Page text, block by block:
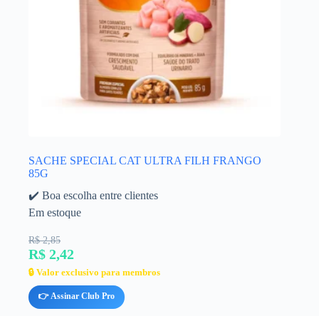
SACHE SPECIAL CAT ULTRA FILH FRANGO
85G
✔️ Boa escolha entre clientes
Em estoque
R$ 2,85
R$ 2,42
🔒 Valor exclusivo para membros
👉 Assinar Club Pro